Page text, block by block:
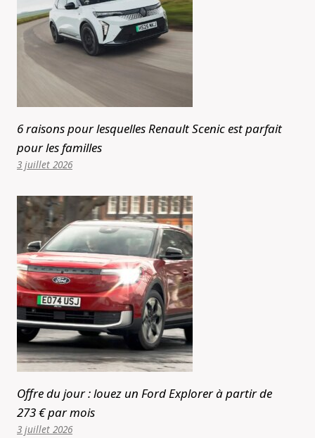
6 raisons pour lesquelles Renault Scenic est parfait
pour les familles
3 juillet 2026
Offre du jour : louez un Ford Explorer à partir de
273 € par mois
3 juillet 2026